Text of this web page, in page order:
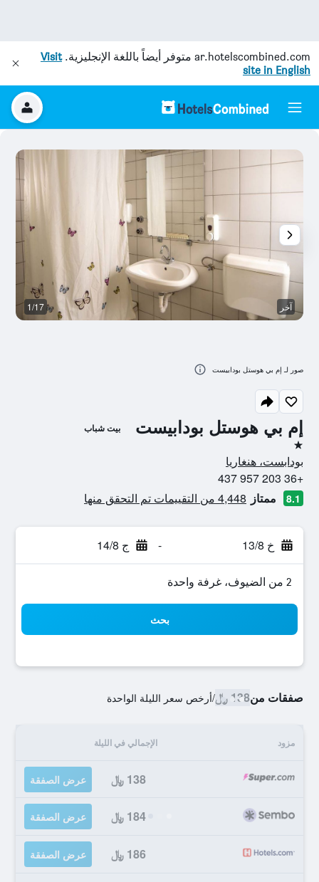
ar.hotelscombined.com متوفر أيضاً باللغة الإنجليزية.Visit
site in English
إم بي هوستل بودابيست بيت شباب
نجمة واحدة
بودابست، هنغاريا
+36 203 957 437
8.1 ممتاز 4,448 من التقييمات تم التحقق منها
خ 13/8 - ج 14/8
2 من الضيوف، غرفة واحدة
بحث
صفقات من138 ﷼ /أرخص سعر الليلة الواحدة
مزود الإجمالي في الليلة
138 ﷼ عرض الصفقة
184 ﷼ عرض الصفقة
186 ﷼ عرض الصفقة
آخر 1/17
صور لـ إم بي هوستل بودابيست